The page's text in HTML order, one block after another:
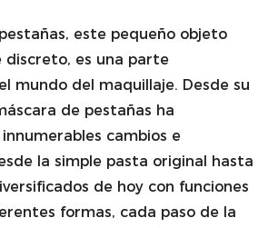
este pequeño objeto
es una parte
mundo del maquillaje. Desde su
de pestañas ha
cambios e
la simple pasta original hasta
de hoy con funciones
formas, cada paso de la